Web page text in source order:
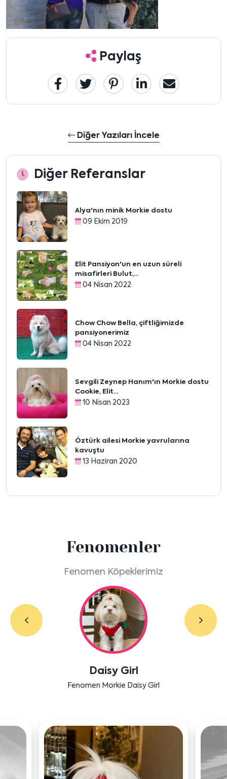
Paylaş
Diğer Yazıları İncele
Diğer Referanslar
Alya'nın minik Morkie dostu
09 Ekim 2019
Elit Pansiyon'un en uzun süreli
misafirleri Bulut,...
04 Nisan 2022
Chow Chow Bella, çiftliğimizde
pansiyonerimiz
04 Nisan 2022
Sevgili Zeynep Hanım'ın Morkie dostu
Cookie, Elit...
10 Nisan 2023
Öztürk ailesi Morkie yavrularına
kavuştu
13 Haziran 2020
Fenomenler
Fenomen Köpeklerimiz
Daisy Girl
Fenomen Morkie Daisy Girl